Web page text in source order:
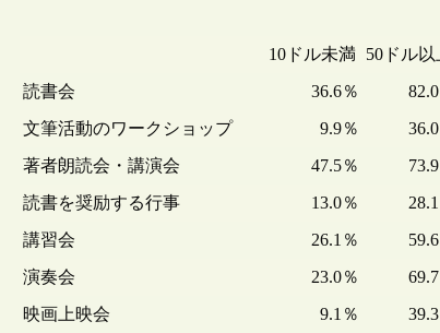
10ドル未満 50ドル以
読書会
36.6％
文筆活動のワークショップ
9.9％
著者朗読会・講演会
47.5％
読書を奨励する行事
13.0％
講習会
26.1％
演奏会
23.0％
映画上映会
9.1％